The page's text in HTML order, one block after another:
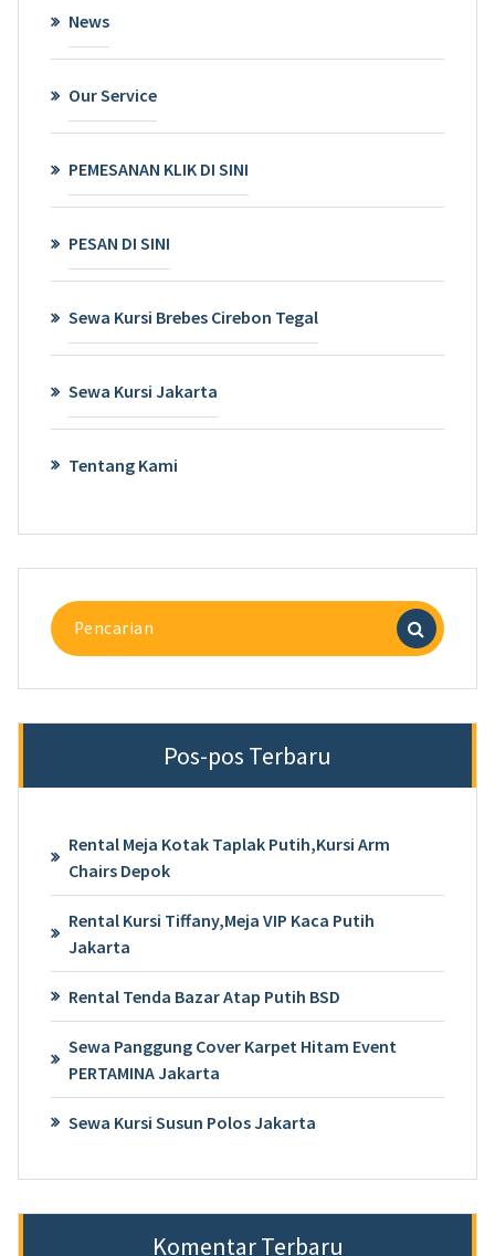
News
Our Service
PEMESANAN KLIK DI SINI
PESAN DI SINI
Sewa Kursi Brebes Cirebon Tegal
Sewa Kursi Jakarta
Tentang Kami
Pencarian
untuk:
Pos-pos Terbaru
Rental Meja Kotak Taplak Putih,Kursi Arm
Chairs Depok
Rental Kursi Tiffany,Meja VIP Kaca Putih
Jakarta
Rental Tenda Bazar Atap Putih BSD
Sewa Panggung Cover Karpet Hitam Event
PERTAMINA Jakarta
Sewa Kursi Susun Polos Jakarta
Komentar Terbaru